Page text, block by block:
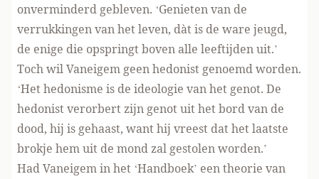
onverminderd gebleven. ‘Genieten van de
verrukkingen van het leven, dàt is de ware jeugd,
de enige die opspringt boven alle leeftijden uit.’
Toch wil Vaneigem geen hedonist genoemd worden.
‘Het hedonisme is de ideologie van het genot. De
hedonist verorbert zijn genot uit het bord van de
dood, hij is gehaast, want hij vreest dat het laatste
brokje hem uit de mond zal gestolen worden.’
Had Vaneigem in het ‘Handboek’ een theorie van